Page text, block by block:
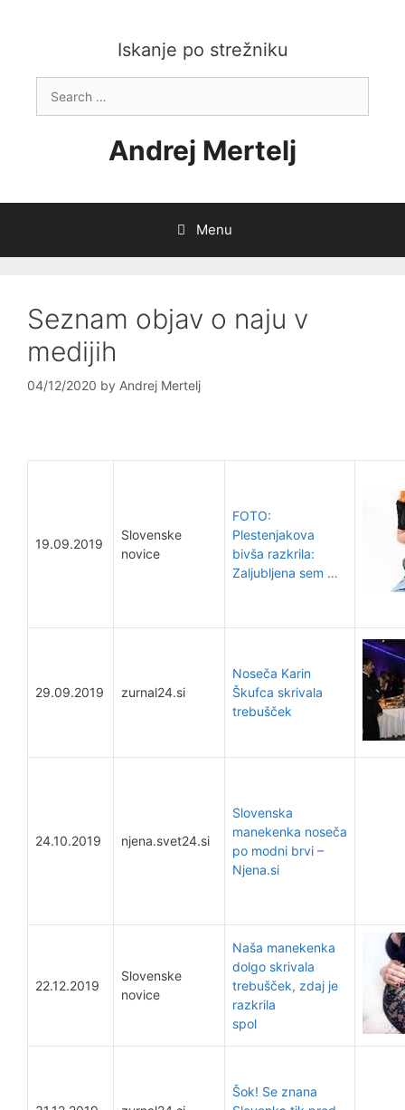
Iskanje po strežniku
for:
Andrej Mertelj
Menu
Seznam objav o naju v
medijih
04/12/2020 by Andrej Mertelj
19.09.2019
Slovenske
novice
FOTO:
Plestenjakova
bivša razkrila:
Zaljubljena sem …
29.09.2019 zurnal24.si
Noseča Karin
Škufca skrivala
trebušček
24.10.2019 njena.svet24.si
Slovenska
manekenka noseča
po modni brvi –
Njena.si
22.12.2019
Slovenske
novice
Naša manekenka
dolgo skrivala
trebušček, zdaj je
razkrila
spol
Šok! Se znana